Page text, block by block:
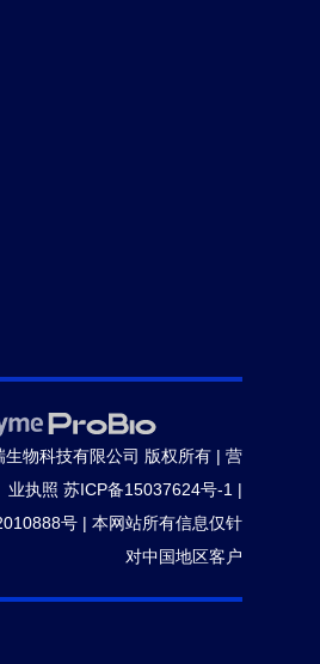
物科技有限公司 版权所有 | 营
业执照 苏ICP备15037624号-1 |
号 | 本网站所有信息仅针
对中国地区客户